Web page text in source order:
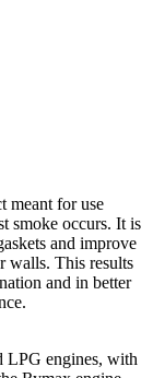
meant for use
smoke occurs. It is
and improve
walls. This results
and in better
LPG engines, with